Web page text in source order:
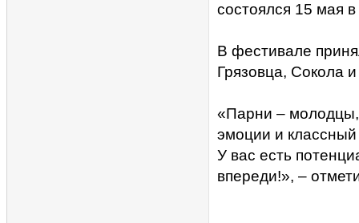
состоялся 15 мая
В фестивале
Грязовца, Сокола
«Парни –
эмоции и
У вас есть
впереди!», –